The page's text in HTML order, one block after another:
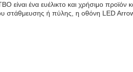
ένα ευέλικτο και χρήσιμο προϊόν
στάθμευσης ή πύλης, η οθόνη LED